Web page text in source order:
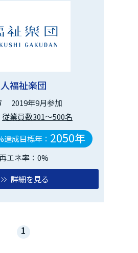
福祉楽団
2019年9月参加
従業員数301～500名
成目標年： 2050年
エネ率：0%
詳細を見る
1